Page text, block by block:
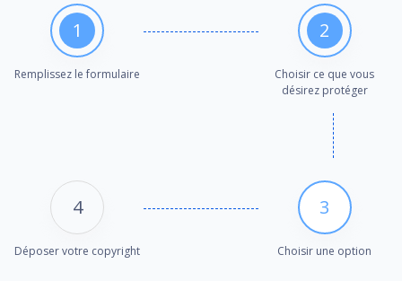
1
Remplissez le formulaire
2
Choisir ce que vous
désirez protéger
3
Choisir une option
4
Déposer votre copyright